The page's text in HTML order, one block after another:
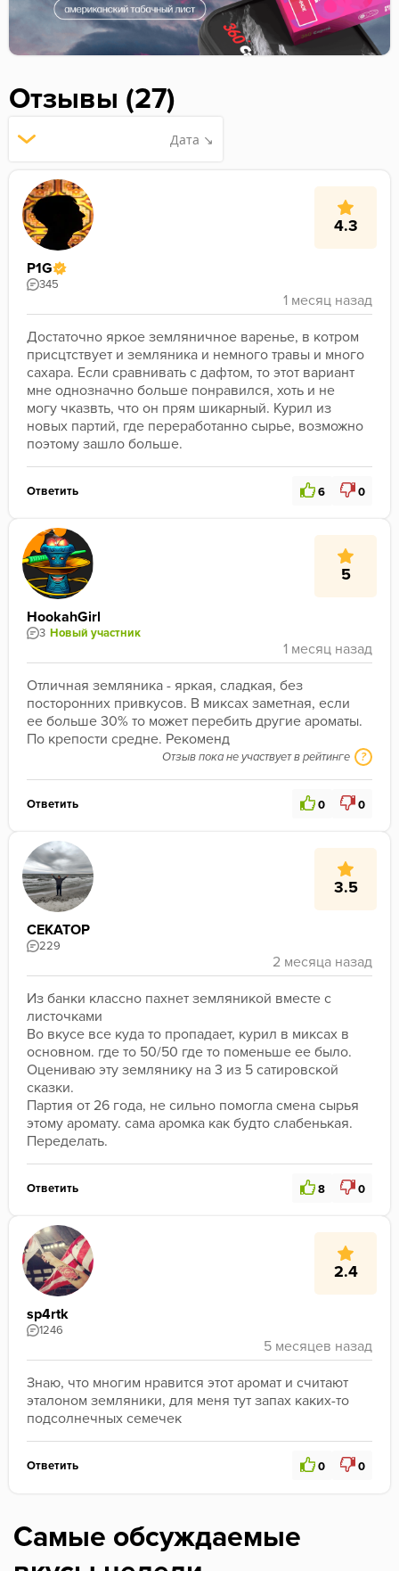
Отзывы (27)
Дата ↘
4.3
P1G
345
Достаточно яркое земляничное варенье, в котром
присцтствует и земляника и немного травы и много
сахара. Если сравнивать с дафтом, то этот вариант
мне однозначно больше понравился, хоть и не
могу чказвть, что он прям шикарный. Курил из
новых партий, где переработанно сырье, возможно
поэтому зашло больше.
Ответить 6 0
5
HookahGirl
3 Новый участник
Отличная земляника - яркая, сладкая, без
посторонних привкусов. В миксах заметная, если
ее больше 30% то может перебить другие ароматы.
По крепости средне. Рекоменд
Отзыв пока не участвует в рейтинге ?
Ответить 0 0
3.5
СЕКАТОР
229
Из банки классно пахнет земляникой вместе с
листочками
Во вкусе все куда то пропадает, курил в миксах в
основном. где то 50/50 где то поменьше ее было.
Оцениваю эту землянику на 3 из 5 сатировской
сказки.
Партия от 26 года, не сильно помогла смена сырья
этому аромату. сама аромка как будто слабенькая.
Переделать.
Ответить 8 0
2.4
sp4rtk
1246
Знаю, что многим нравится этот аромат и считают
эталоном земляники, для меня тут запах каких-то
подсолнечных семечек
Ответить 0 0
Самые обсуждаемые